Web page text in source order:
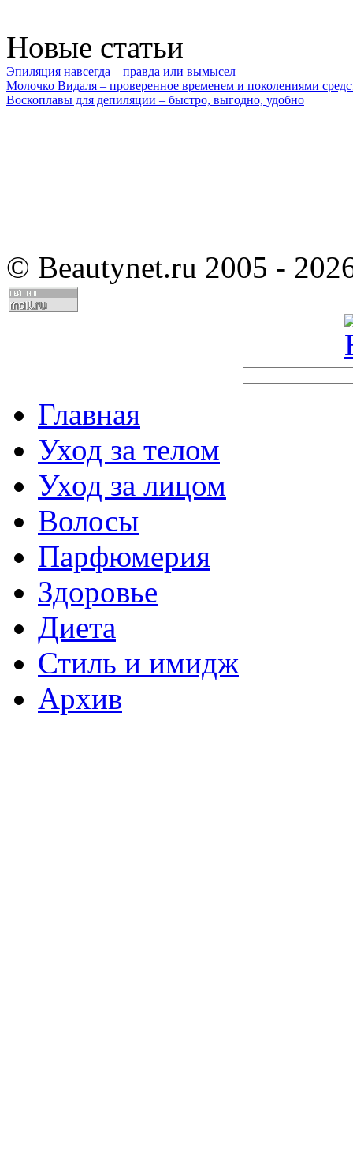
Новые статьи
Эпиляция навсегда – правда или вымысел
Молочко Видаля – проверенное временем и поколениями
Воскоплавы для депиляции – быстро, выгодно, удобно
© Beautynet.ru 2005 -
Главная
Уход за телом
Уход за лицом
Волосы
Парфюмерия
Здоровье
Диета
Стиль и имидж
Архив